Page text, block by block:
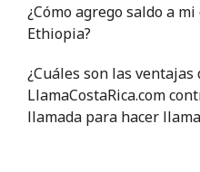
Eswatini
Línea fija ⁦25.9¢⁩
¿Cómo agrego saldo a
Ethiopia?
¿Cuáles son las ventajas
LlamaCostaRica.com
llamada para hacer